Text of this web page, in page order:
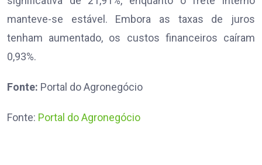
manteve-se estável. Embora as taxas de juros
tenham aumentado, os custos financeiros caíram
0,93%.
Fonte: Portal do Agronegócio
Fonte: Portal do Agronegócio